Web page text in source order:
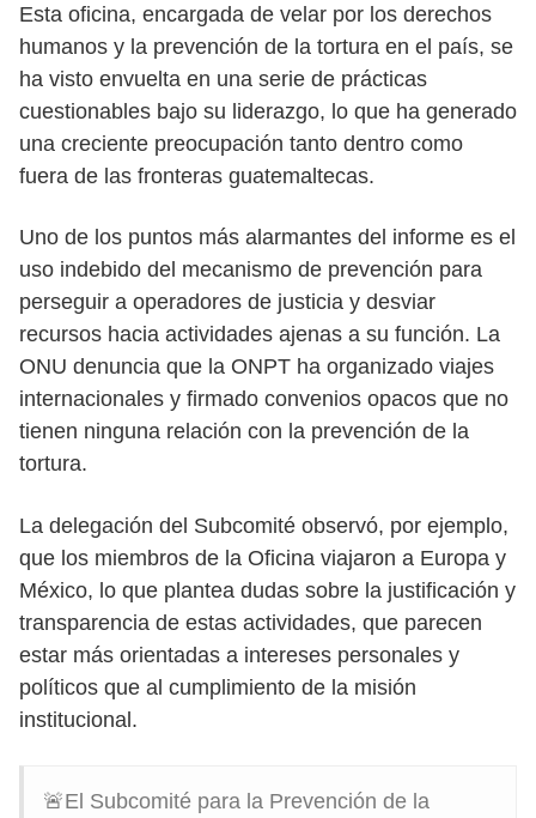
Esta oficina, encargada de velar por los derechos
humanos y la prevención de la tortura en el país, se
ha visto envuelta en una serie de prácticas
cuestionables bajo su liderazgo, lo que ha generado
una creciente preocupación tanto dentro como
fuera de las fronteras guatemaltecas.
Uno de los puntos más alarmantes del informe es el
uso indebido del mecanismo de prevención para
perseguir a operadores de justicia y desviar
recursos hacia actividades ajenas a su función. La
ONU denuncia que la ONPT ha organizado viajes
internacionales y firmado convenios opacos que no
tienen ninguna relación con la prevención de la
tortura.
La delegación del Subcomité observó, por ejemplo,
que los miembros de la Oficina viajaron a Europa y
México, lo que plantea dudas sobre la justificación y
transparencia de estas actividades, que parecen
estar más orientadas a intereses personales y
políticos que al cumplimiento de la misión
institucional.
🚨El Subcomité para la Prevención de la